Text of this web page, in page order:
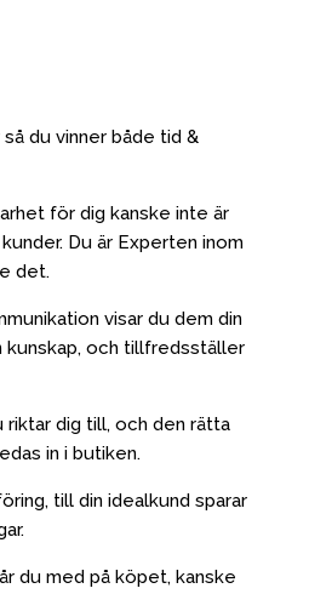
du vinner både tid &
för dig kanske inte är
Du är Experten inom
det.
visar du dem din
kunskap, och tillfredsställer
riktar dig till, och den rätta
in i butiken.
till din idealkund sparar
du med på köpet, kanske